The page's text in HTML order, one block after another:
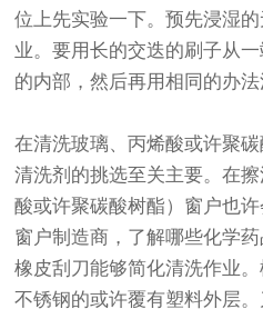
位上先实验一下。预先浸湿
业。要用长的交迭的刷子从
的内部，然后再用相同的办法
在清洗玻璃、丙烯酸或许聚
清洗剂的挑选至关主要。在
酸或许聚碳酸树酯）窗户也
窗户制造商，了解哪些化学药
橡皮刮刀能够简化清洗作业
不锈钢的或许覆有塑料外层